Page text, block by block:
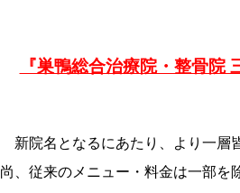
『巣鴨総合治療院・整骨院
新院名となるにあたり、より一層
尚、従来のメニュー・料金は一部を